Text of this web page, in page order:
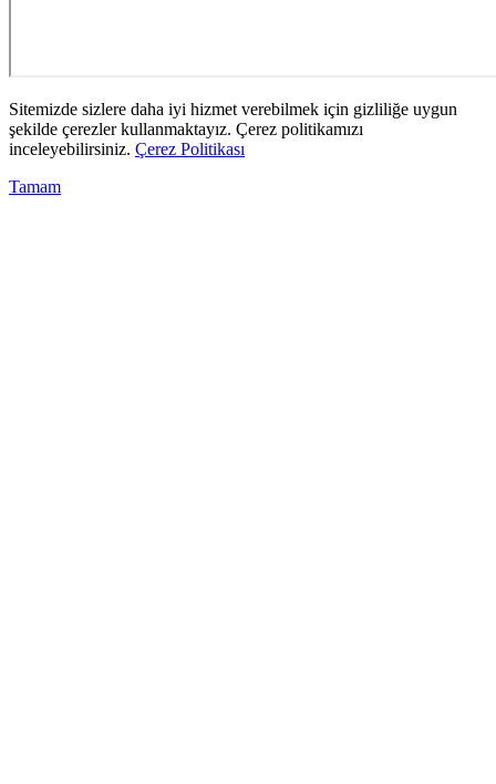
Sitemizde sizlere daha iyi hizmet verebilmek için gizliliğe uygun
şekilde çerezler kullanmaktayız. Çerez politikamızı
inceleyebilirsiniz. Çerez Politikası
Tamam